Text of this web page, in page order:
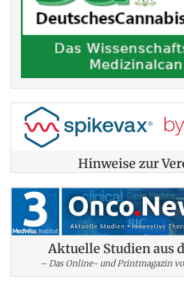
Hinweise zur
Aktuelle Studien aus
– Das Online- und Printmagazin